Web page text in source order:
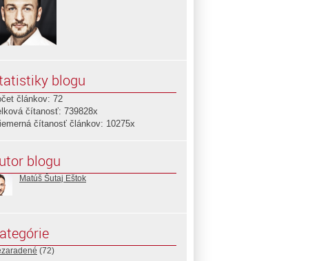
blogu
článkov: 72
čítanosť: 739828x
čítanosť článkov: 10275x
blogu
Matúš Šutaj Eštok
(72)